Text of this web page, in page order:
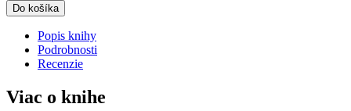
Do košíka
Popis knihy
Podrobnosti
Recenzie
Viac o knihe